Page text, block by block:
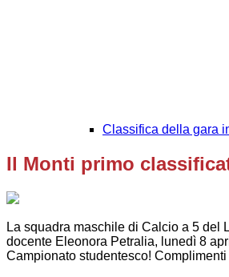
Classifica della gara
Il Monti primo
La squadra maschile di Calcio a 5 del
docente Eleonora Petralia, lunedì 8
Campionato studentesco! Complimenti